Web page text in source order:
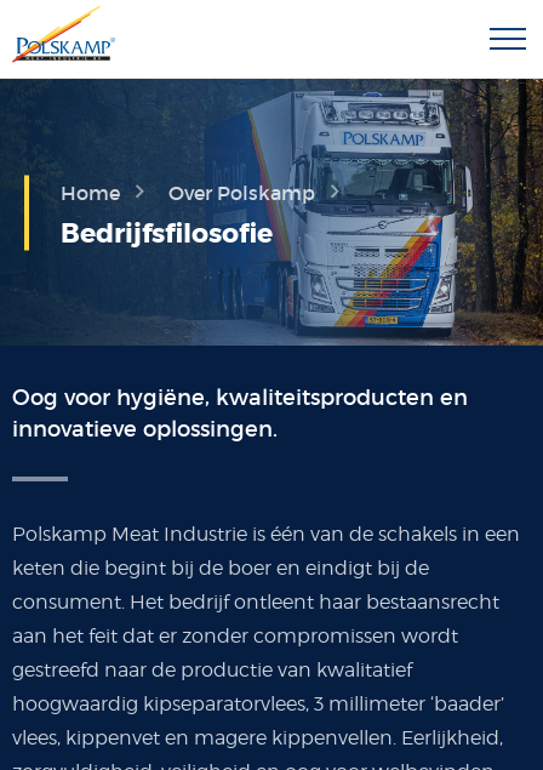
Home Over Polskamp
Bedrijfsfilosofie
Oog voor hygiëne, kwaliteitsproducten en
innovatieve oplossingen.
Polskamp Meat Industrie is één van de schakels in een
keten die begint bij de boer en eindigt bij de
consument. Het bedrijf ontleent haar bestaansrecht
aan het feit dat er zonder compromissen wordt
gestreefd naar de productie van kwalitatief
hoogwaardig kipseparatorvlees, 3 millimeter ‘baader’
vlees, kippenvet en magere kippenvellen. Eerlijkheid,